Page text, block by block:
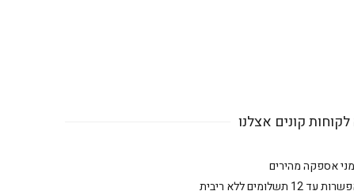
קונים אצלנו
אספקה מהירים
עד 12 תשלומים ללא ריבית